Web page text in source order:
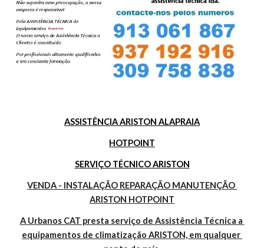
ASSISTÊNCIA ARISTON ALAPRAIA
HOTPOINT
SERVIÇO TÉCNICO ARISTON
VENDA - INSTALAÇÃO REPARAÇÃO MANUTENÇÃO
ARISTON HOTPOINT
A Urbanos CAT presta serviço de Assistência Técnica a
equipamentos de climatização ARISTON, em qualquer